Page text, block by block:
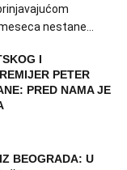
nestane...
I
PETER
PRED NAMA JE
BEOGRADA: U